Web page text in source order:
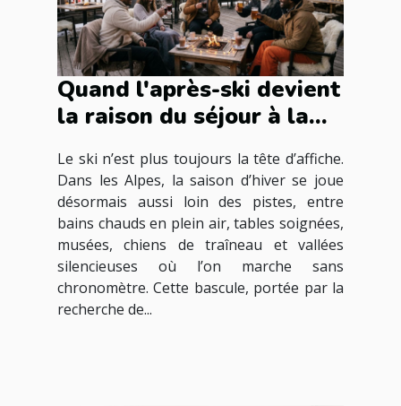
Quand l'après-ski devient
la raison du séjour à la
Le ski n’est plus toujours la tête d’affiche.
Dans les Alpes, la saison d’hiver se joue
désormais aussi loin des pistes, entre
bains chauds en plein air, tables soignées,
musées, chiens de traîneau et vallées
silencieuses où l’on marche sans
chronomètre. Cette bascule, portée par la
recherche de...